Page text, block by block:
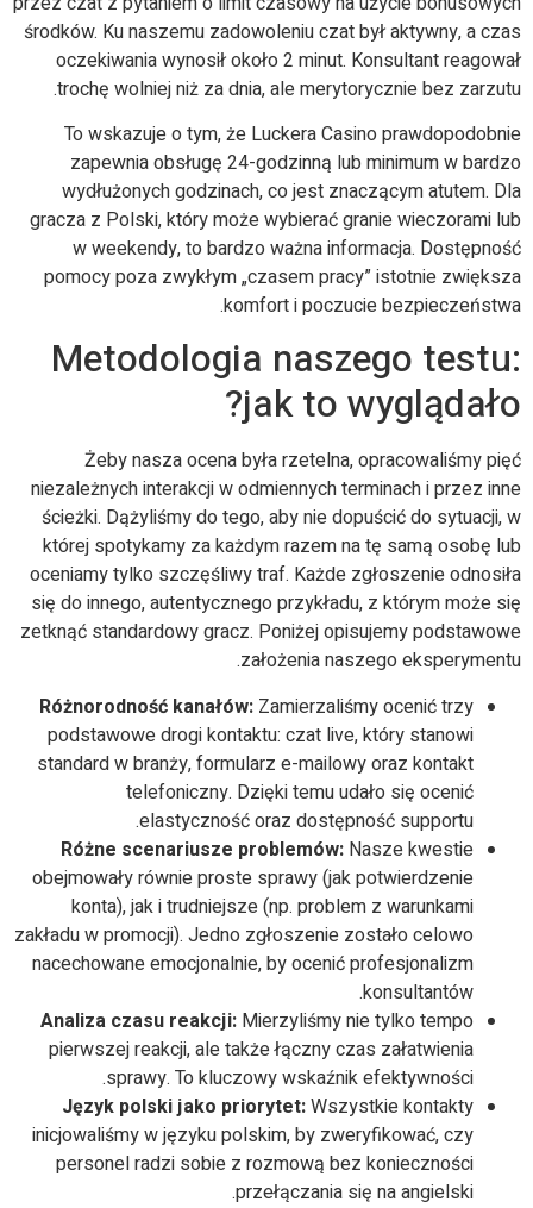
środków. Ku naszemu zadowoleniu czat był aktywny, a czas
oczekiwania wynosił około 2 minut. Konsultant reagował
trochę wolniej niż za dnia, ale merytorycznie bez zarzutu.
To wskazuje o tym, że Luckera Casino prawdopodobnie
zapewnia obsługę 24-godzinną lub minimum w bardzo
wydłużonych godzinach, co jest znaczącym atutem. Dla
gracza z Polski, który może wybierać granie wieczorami lub
w weekendy, to bardzo ważna informacja. Dostępność
pomocy poza zwykłym „czasem pracy” istotnie zwiększa
komfort i poczucie bezpieczeństwa.
Metodologia naszego testu:
jak to wyglądało?
Żeby nasza ocena była rzetelna, opracowaliśmy pięć
niezależnych interakcji w odmiennych terminach i przez inne
ścieżki. Dążyliśmy do tego, aby nie dopuścić do sytuacji, w
której spotykamy za każdym razem na tę samą osobę lub
oceniamy tylko szczęśliwy traf. Każde zgłoszenie odnosiła
się do innego, autentycznego przykładu, z którym może się
zetknąć standardowy gracz. Poniżej opisujemy podstawowe
założenia naszego eksperymentu.
Różnorodność kanałów: Zamierzaliśmy ocenić trzy
podstawowe drogi kontaktu: czat live, który stanowi
standard w branży, formularz e-mailowy oraz kontakt
telefoniczny. Dzięki temu udało się ocenić
elastyczność oraz dostępność supportu.
Różne scenariusze problemów: Nasze kwestie
obejmowały równie proste sprawy (jak potwierdzenie
konta), jak i trudniejsze (np. problem z warunkami
zakładu w promocji). Jedno zgłoszenie zostało celowo
nacechowane emocjonalnie, by ocenić profesjonalizm
konsultantów.
Analiza czasu reakcji: Mierzyliśmy nie tylko tempo
pierwszej reakcji, ale także łączny czas załatwienia
sprawy. To kluczowy wskaźnik efektywności.
Język polski jako priorytet:Wszystkie kontakty
inicjowaliśmy w języku polskim, by zweryfikować, czy
personel radzi sobie z rozmową bez konieczności
przełączania się na angielski.